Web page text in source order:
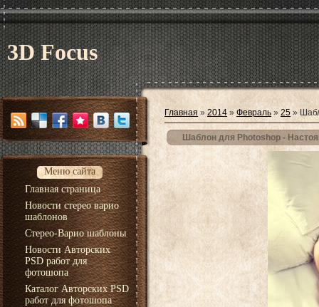
3D Focus
Меню сайта
Главная страница
Новости стерео варио
шаблонов
Стерео-Варио шаблоны
Новости Авторских
PSD работ для
фотошопа
Каталог Авторских PSD
работ для фотошопа
Главная » 2014 » Февраль » 25 »
Шаблон для Photoshop -